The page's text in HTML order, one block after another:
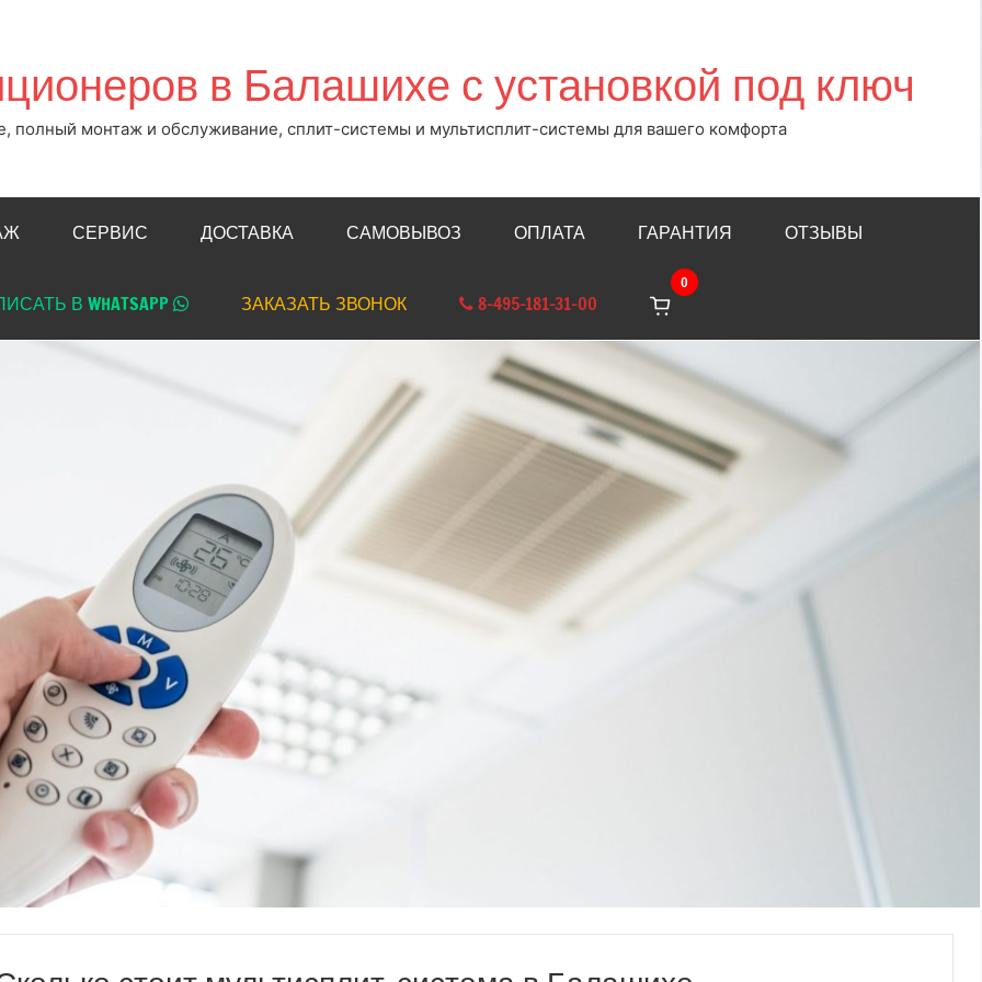
в Балашихе с установкой под ключ
полный монтаж и обслуживание, сплит-системы и мультисплит-системы для вашего комфорта
СЕРВИС ДОСТАВКА САМОВЫВОЗ ОПЛАТА ГАРАНТИЯ ОТЗЫВЫ
В WHATSAPP ЗАКАЗАТЬ ЗВОНОК 8-495-181-31-00
0